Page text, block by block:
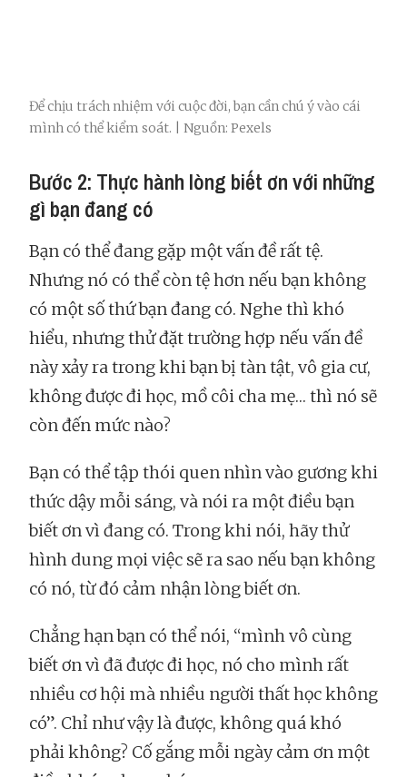
Để chịu trách nhiệm với cuộc đời, bạn cần chú ý vào cái
mình có thể kiểm soát. | Nguồn: Pexels
Bước 2: Thực hành lòng biết ơn với những
gì bạn đang có
Bạn có thể đang gặp một vấn đề rất tệ.
Nhưng nó có thể còn tệ hơn nếu bạn không
có một số thứ bạn đang có. Nghe thì khó
hiểu, nhưng thử đặt trường hợp nếu vấn đề
này xảy ra trong khi bạn bị tàn tật, vô gia cư,
không được đi học, mồ côi cha mẹ… thì nó sẽ
còn đến mức nào?
Bạn có thể tập thói quen nhìn vào gương khi
thức dậy mỗi sáng, và nói ra một điều bạn
biết ơn vì đang có. Trong khi nói, hãy thử
hình dung mọi việc sẽ ra sao nếu bạn không
có nó, từ đó cảm nhận lòng biết ơn.
Chẳng hạn bạn có thể nói, “mình vô cùng
biết ơn vì đã được đi học, nó cho mình rất
nhiều cơ hội mà nhiều người thất học không
có”. Chỉ như vậy là được, không quá khó
phải không? Cố gắng mỗi ngày cảm ơn một